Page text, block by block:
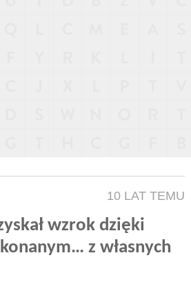
10 LAT TEMU
wzrok dzięki
z własnych